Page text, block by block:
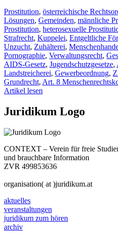
Prostitution, österreichische
Lösungen, Gemeinden, männliche
Prostitution, heterosexuelle
Strafrecht, Kuppelei, Entgeltliche
Unzucht, Zuhälterei,
Pornographie, Verwaltungsrecht,
AIDS-Gesetz, Jugendschutzgesetze,
Landstreicherei, Gewerbeordnung,
Grundrecht, Art. 8
Artikel lesen
Juridikum Logo
CONTEXT – Verein für freie
und brauchbare Information
ZVR 499853636
organisation( at )juridikum.at
aktuelles
veranstaltungen
juridikum zum hören
archiv